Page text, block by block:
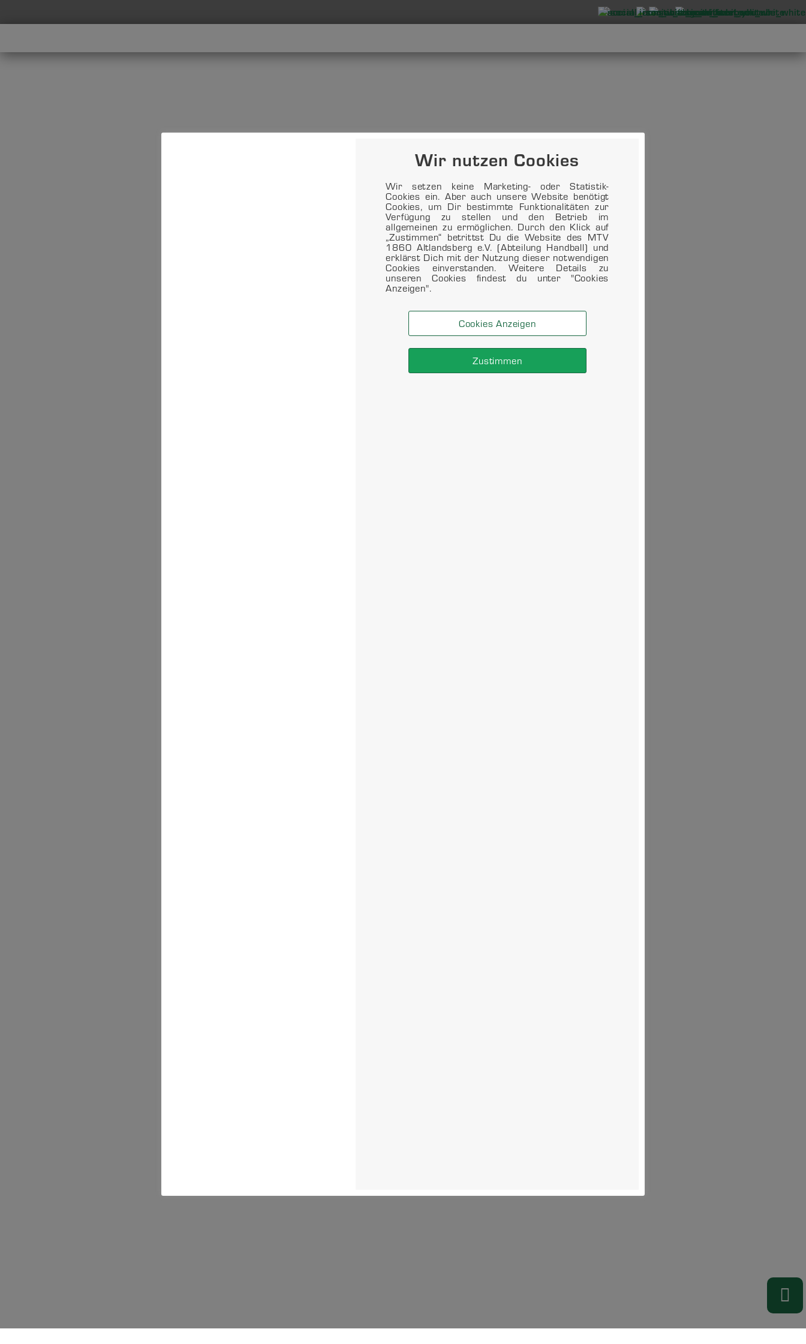
Wir nutzen Cookies
Wir setzen keine Marketing- oder Statistik-
Cookies ein. Aber auch unsere Website benötigt
Cookies, um Dir bestimmte Funktionalitäten zur
Verfügung zu stellen und den Betrieb im
allgemeinen zu ermöglichen. Durch den Klick auf
„Zustimmen“ betrittst Du die Website des MTV
1860 Altlandsberg e.V. (Abteilung Handball) und
erklärst Dich mit der Nutzung dieser notwendigen
Cookies einverstanden. Weitere Details zu
unseren Cookies findest du unter "Cookies
Anzeigen".
Cookies Anzeigen
Zustimmen